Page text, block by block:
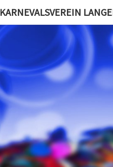
KARNEVALSVEREIN